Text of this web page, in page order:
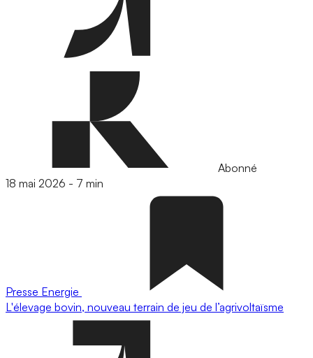
Abonné
18 mai 2026 - 7 min
Presse Energie
L'élevage bovin, nouveau terrain de jeu de l’agrivoltaïsme